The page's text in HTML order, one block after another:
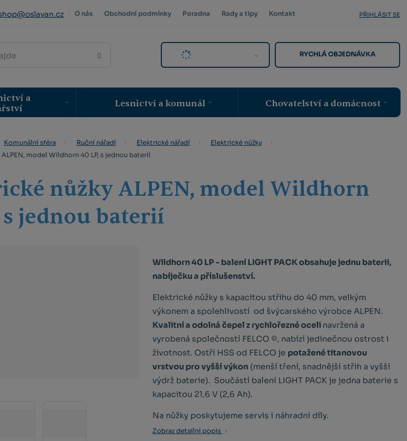
O nás Obchodní podmínky Poradna Rady a tipy Kontakt PŘIHLÁSIT SE
RYCHLÁ OBJEDNÁVKA
a
Lesnictví a komunál Chovatelství a domácnost
Komunální sféra Ruční nářadí Elektrické nářadí
Elektrické nůžky
model Wildhorn 40 LP, s jednou baterií
nůžky ALPEN, model Wildhorn
s jednou baterií
Wildhorn 40 LP - balení LIGHT PACK obsahuje jednu baterii,
nabíječku a příslušenství.
Elektrické nůžky s kapacitou střihu do 40 mm, velkým
výkonem a spolehlivostí od švýcarského výrobce ALPEN.
Kvalitní a odolná čepel z rychlořezné ocelinavržená a
vyrobená společností FELCO ©, nabízí jedinečnou ostrost i
životnost. Ostří HSS od FELCO je potažené titanovou
vrstvou pro vyšší výkon (menší tření, snadnější střih a vyšší
výdrž baterie). Součástí balení LIGHT PACK je jedna baterie s
kapacitou 21,6 V (2,6 Ah).
Na nůžky poskytujeme servis i náhradní díly.
Zobraz detailní popis